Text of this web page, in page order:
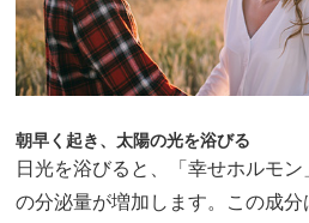
朝早く起き、太陽の光を浴びる
日光を浴びると、「幸せホルモ
の分泌量が増加します。この成